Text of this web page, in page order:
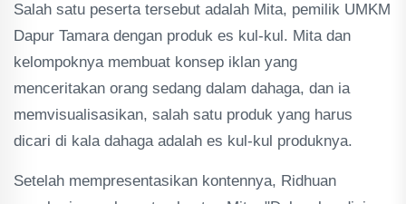
Salah satu peserta tersebut adalah Mita, pemilik UMKM
Dapur Tamara dengan produk es kul-kul. Mita dan
kelompoknya membuat konsep iklan yang
menceritakan orang sedang dalam dahaga, dan ia
memvisualisasikan, salah satu produk yang harus
dicari di kala dahaga adalah es kul-kul produknya.
Setelah mempresentasikan kontennya, Ridhuan